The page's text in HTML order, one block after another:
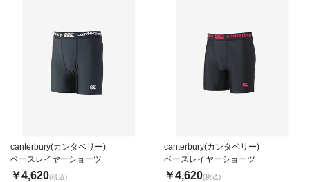
canterbury(カンタベリー)
ベースレイヤーショーツ
￥4,620(税込)
canterbury(カンタベリー)
ベースレイヤーショーツ
￥4,620(税込)